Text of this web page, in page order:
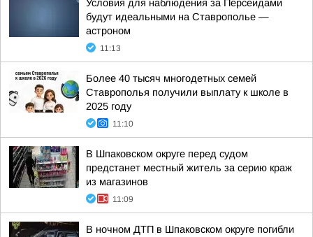
Условия для наблюдения за Персеидами
будут идеальными на Ставрополье —
астроном
11:13
Более 40 тысяч многодетных семей
Ставрополья получили выплату к школе в
2025 году
11:10
В Шпаковском округе перед судом
предстанет местный житель за серию краж
из магазинов
11:09
В ночном ДТП в Шпаковском округе погибли